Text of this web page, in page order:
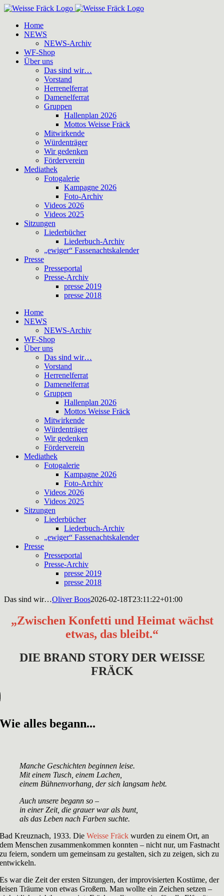
Zum
springenHome
NEWS
NEWS-Archiv
WF-Shop
Über uns
Das sind wir…
Vorstand
Herrenelferrat
Damenelferrat
Gruppen
Hallenplan 2026
Mottos Weisse Fräck
Mitwirkende
Würdenträger
Wir gedenken
Förderverein
Mediathek
Fotogalerie
Kampagne 2026
Foto-Archiv
Videos 2026
Videos 2025
Sitzungen
Liederbücher
Liederbuch-Archiv
„ewiger“ Fassenachtskalender
Presse
Presseportal
Presse-Archiv
presse 2019
presse 2018
Home
NEWS
NEWS-Archiv
WF-Shop
Über uns
Das sind wir…
Vorstand
Herrenelferrat
Damenelferrat
Gruppen
Hallenplan 2026
Mottos Weisse Fräck
Mitwirkende
Würdenträger
Wir gedenken
Förderverein
Mediathek
Fotogalerie
Kampagne 2026
Foto-Archiv
Videos 2026
Videos 2025
Sitzungen
Liederbücher
Liederbuch-Archiv
„ewiger“ Fassenachtskalender
Presse
Presseportal
Presse-Archiv
presse 2019
presse 2018
Das sind wir…Oliver Boos2026-02-18T23:11:22+01:00
„Zwischen Konfetti und Heimat wächst
etwas, das bleibt.“
DIE BRAND STORY DER WEISSE
FRÄCK
Wie alles begann...
Manche Geschichten beginnen leise.
Mit einem Tusch, einem Lachen,
einem Bühnenvorhang, der sich langsam hebt.
Auch unsere begann so –
in einer Zeit, die grauer war als bunt,
als das Leben nach Farben suchte.
Bad Kreuznach, 1933. DieWeisse Fräck wurden zu einem Ort, an
dem Menschen zusammenkommen konnten – nicht nur, um Fastnacht
zu feiern, sondern um gemeinsam zu gestalten, sich zu zeigen, sich zu
entwickeln.
Es war die Zeit der ersten Sitzungen, der improvisierten Kostüme, der
leisen Träume von etwas Großem. Man wollte ein Zeichen setzen –